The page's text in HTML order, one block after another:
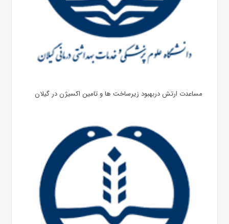
مساعدت ارتش دربهبود زیرساخت ها و تامین اکسیژن در گیلان